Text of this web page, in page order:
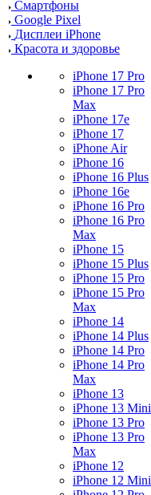
Смартфоны
Google Pixel
Дисплеи iPhone
Красота и здоровье
iPhone 17 Pro
iPhone 17 Pro
Max
iPhone 17e
iPhone 17
iPhone Air
iPhone 16
iPhone 16 Plus
iPhone 16e
iPhone 16 Pro
iPhone 16 Pro
Max
iPhone 15
iPhone 15 Plus
iPhone 15 Pro
iPhone 15 Pro
Max
iPhone 14
iPhone 14 Plus
iPhone 14 Pro
iPhone 14 Pro
Max
iPhone 13
iPhone 13 Mini
iPhone 13 Pro
iPhone 13 Pro
Max
iPhone 12
iPhone 12 Mini